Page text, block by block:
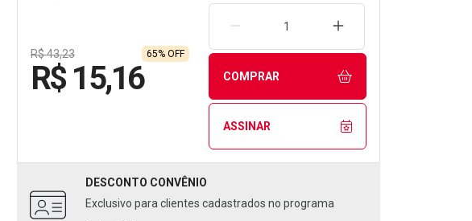
R$ 43,23 65% OFF
R$ 15,16
REMOVER UMA UNIDADEAUMENTAR UMA
COMPRAR
ASSINAR
DESCONTO CONVÊNIO
Exclusivo para clientes cadastrados no programa